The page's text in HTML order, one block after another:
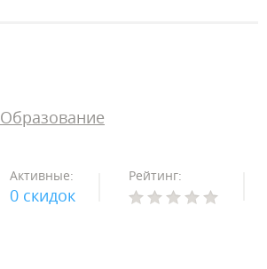
Образование
Активные:
0 скидок
Рейтинг: